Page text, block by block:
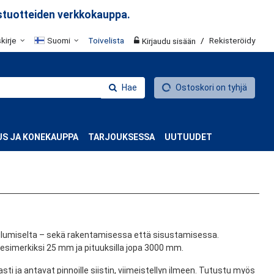
verkkokauppa.
Suomi Toivelista Kirjaudu sisään / Rekisteröidy
Hae Ostoskori on tyhjä
JA KONEKAUPPA TARJOUKSESSA UUTUUDET
– sekä rakentamisessa että sisustamisessa.
25 mm ja pituuksilla jopa 3000 mm.
ja antavat pinnoille siistin, viimeistellyn ilmeen. Tutustu myös